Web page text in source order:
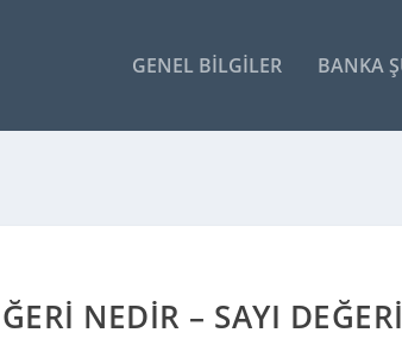
GENEL BILGILER BANKA
NEDIR – SAYI